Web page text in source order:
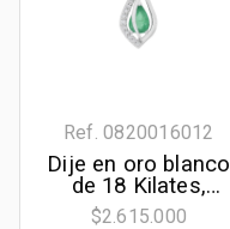
Ref. 0820016012
Dije en oro blanco
de 18 Kilates,
Lágrima, con
$2.615.000